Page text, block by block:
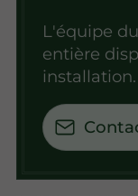
L'équipe
entière
installation.